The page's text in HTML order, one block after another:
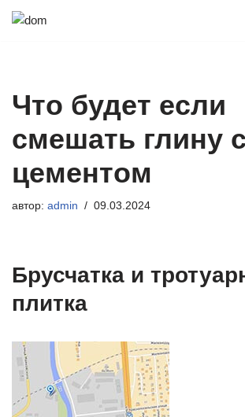
Что будет если
смешать глину с
цементом
автор: admin 09.03.2024
Брусчатка и
плитка